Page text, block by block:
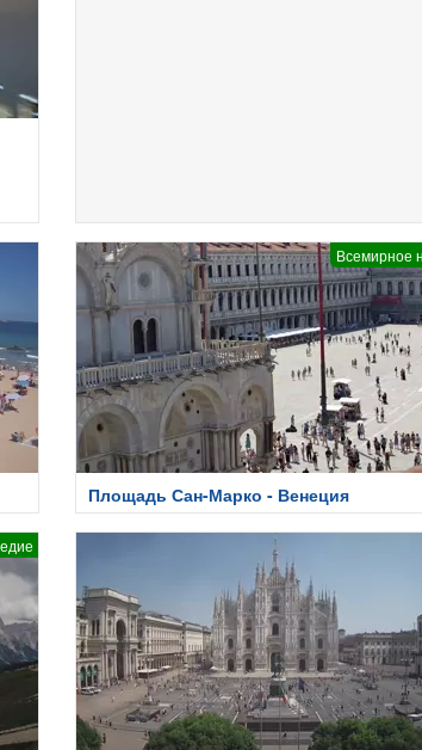
Всемирное
Площадь Сан-Марко - Венеция